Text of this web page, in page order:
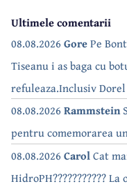
Ultimele comentarii
08.08.2026 GorePe
Tiseanu i as baga cu
refuleaza.Inclusiv
bea apa de la
08.08.2026 Rammstein
pentru comemorarea
08.08.2026 CarolCat
HidroPH???????????